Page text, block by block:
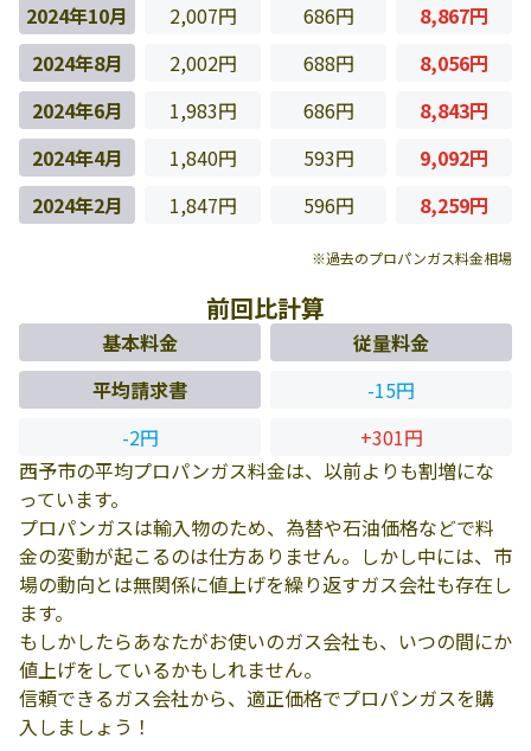
2024年10月
2,007円 686円
8,867円
2024年8月
2,002円 688円
8,056円
2024年6月
1,983円 686円
8,843円
2024年4月
1,840円 593円
9,092円
2024年2月
1,847円 596円 8,259円
※過去のプロパンガス料金相場
前回比計算
基本料金
従量料金
平均請求書
-15円
-2円
+301円
西予市の平均プロパンガス料金は、以前よりも割増にな
っています。
プロパンガスは輸入物のため、為替や石油価格などで料
金の変動が起こるのは仕方ありません。しかし中には、市
場の動向とは無関係に値上げを繰り返すガス会社も存在し
ます。
もしかしたらあなたがお使いのガス会社も、いつの間にか
値上げをしているかもしれません。
信頼できるガス会社から、適正価格でプロパンガスを購
入しましょう！